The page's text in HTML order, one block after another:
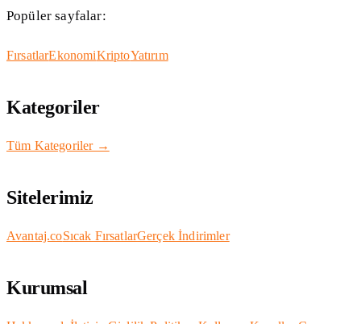
Popüler sayfalar:
FırsatlarEkonomiKriptoYatırım
Kategoriler
Tüm Kategoriler →
Sitelerimiz
Avantaj.coSıcak FırsatlarGerçek İndirimler
Kurumsal